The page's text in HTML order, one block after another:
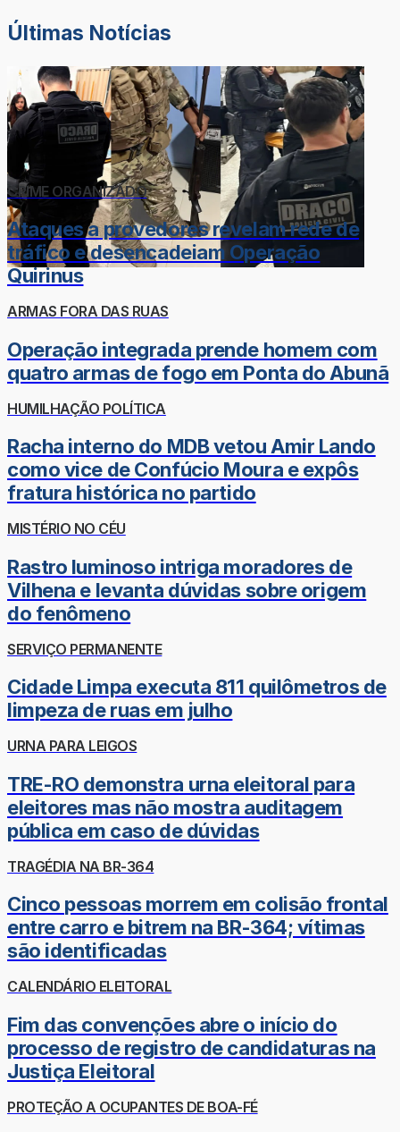
Últimas Notícias
CRIME ORGANIZADO
Ataques a provedores revelam rede de
tráfico e desencadeiam Operação
Quirinus
ARMAS FORA DAS RUAS
Operação integrada prende homem com
quatro armas de fogo em Ponta do Abunã
HUMILHAÇÃO POLÍTICA
Racha interno do MDB vetou Amir Lando
como vice de Confúcio Moura e expôs
fratura histórica no partido
MISTÉRIO NO CÉU
Rastro luminoso intriga moradores de
Vilhena e levanta dúvidas sobre origem
do fenômeno
SERVIÇO PERMANENTE
Cidade Limpa executa 811 quilômetros de
limpeza de ruas em julho
URNA PARA LEIGOS
TRE-RO demonstra urna eleitoral para
eleitores mas não mostra auditagem
pública em caso de dúvidas
TRAGÉDIA NA BR-364
Cinco pessoas morrem em colisão frontal
entre carro e bitrem na BR-364; vítimas
são identificadas
CALENDÁRIO ELEITORAL
Fim das convenções abre o início do
processo de registro de candidaturas na
Justiça Eleitoral
PROTEÇÃO A OCUPANTES DE BOA-FÉ